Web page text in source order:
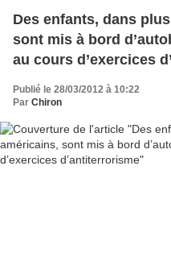
Des enfants, dans
sont mis à bord
au cours d’exercices
Publié le 28/03/2012 à 10:22
Par Chiron